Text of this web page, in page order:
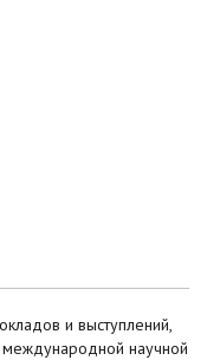
и выступлений,
научной